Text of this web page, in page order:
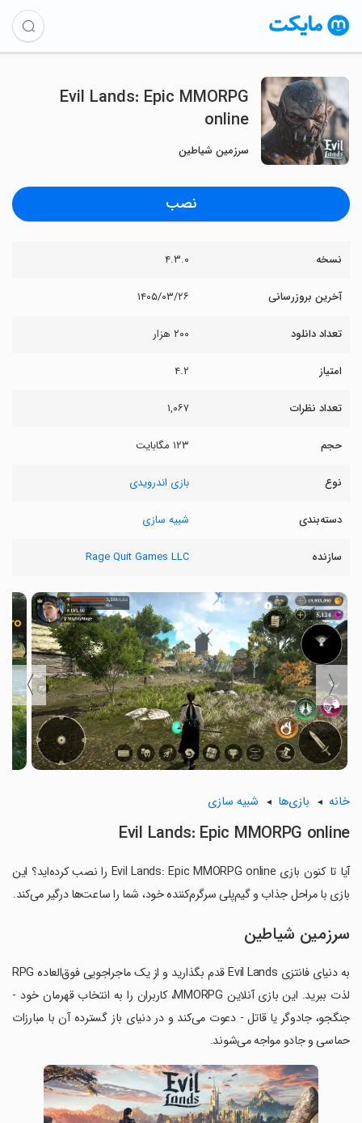
Evil Lands: Epic MMORPG
online
سرزمین شیاطین
نصب
نسخه ۴.۳.۰
آخرین بروزرسانی ۱۴۰۵/۰۳/۲۶
تعداد دانلود ۲۰۰ هزار
امتیاز ۴.۲
تعداد نظرات ۱,۰۶۷
حجم ۱۲۳ مگابایت
نوع بازی اندرویدی
دسته‌بندی شبیه سازی
سازنده Rage Quit Games LLC
〈
〉
خانه بازی‌ها شبیه سازی
Evil Lands: Epic MMORPG online
آیا تا کنون بازی Evil Lands: Epic MMORPG online را نصب کرده‌اید؟ این
بازی با مراحل جذاب و گیم‌پلی سرگرم‌کننده خود، شما را ساعت‌ها درگیر می‌کند.
سرزمین شیاطین
به دنیای فانتزی Evil Lands قدم بگذارید و از یک ماجراجویی فوق‌العاده RPG
لذت ببرید. این بازی آنلاین MMORPG، کاربران را به انتخاب قهرمان خود -
جنگجو، جادوگر یا قاتل - دعوت می‌کند و در دنیای باز گسترده آن با مبارزات
حماسی و جادو مواجه می‌شوند.